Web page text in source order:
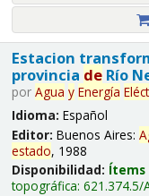
Estacion
provincia deRío
por Agua y Energía
Idioma: Español
Editor: Buenos Aires:
estado, 1988
Disponibilidad: Ítems
topográfica: 621.374.5/